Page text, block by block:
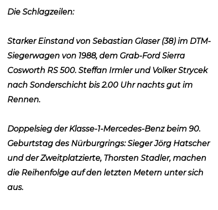
Die Schlagzeilen:
Starker Einstand von Sebastian Glaser (38) im DTM-
Siegerwagen von 1988, dem Grab-Ford Sierra
Cosworth RS 500. Steffan Irmler und Volker Strycek
nach Sonderschicht bis 2.00 Uhr nachts gut im
Rennen.
Doppelsieg der Klasse-1-Mercedes-Benz beim 90.
Geburtstag des Nürburgrings: Sieger Jörg Hatscher
und der Zweitplatzierte, Thorsten Stadler, machen
die Reihenfolge auf den letzten Metern unter sich
aus.